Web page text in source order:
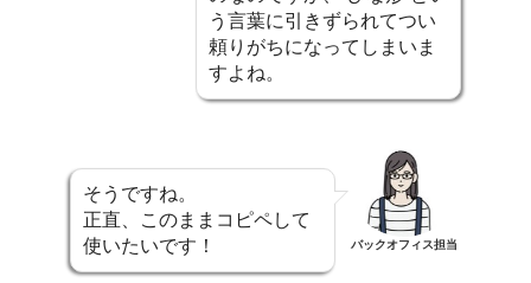
う言葉に引きずられてつい
頼りがちになってしまいま
すよね。
そうですね。
正直、このままコピペして
使いたいです！
バックオフィス担当